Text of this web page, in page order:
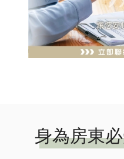
身為房東